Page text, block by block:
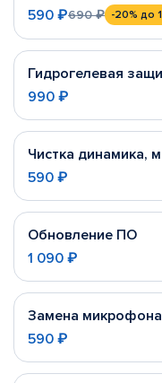
590 ₽690 ₽ -20% до
Гидрогелевая
990 ₽
Чистка динамика,
590 ₽
Обновление ПО
1 090 ₽
Замена микрофона
590 ₽